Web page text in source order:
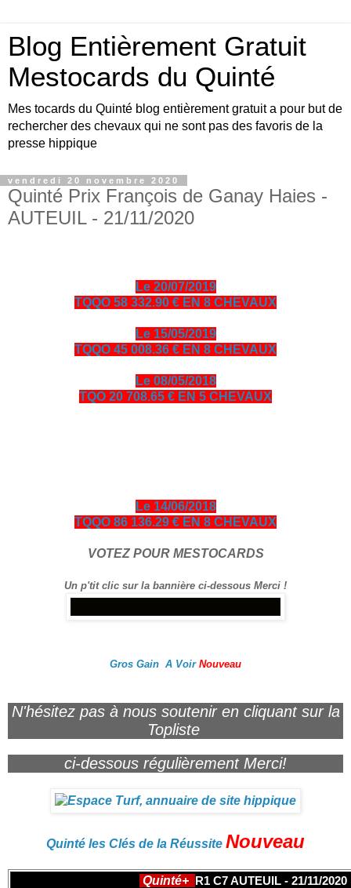
Blog Entièrement Gratuit
Mestocards du Quinté
Mes tocards du Quinté blog entièrement gratuit a pour but de
rechercher des chevaux qui ne sont pas des favoris de la
presse hippique
vendredi 20 novembre 2020
Quinté Prix François de Ganay Haies -
AUTEUIL - 21/11/2020
Le 20/07/2019
TQQO 58 332.90 € EN 8 CHEVAUX
Le 15/05/2019
TQQO 45 008.36 € EN 8 CHEVAUX
Le 08/05/2018
TQO 20 708.65 € EN 5 CHEVAUX
Le 14/06/2018
TQQO 86 136.29 € EN 8 CHEVAUX
VOTEZ POUR MESTOCARDS
Un p'tit clic sur la bannière ci-dessous Merci !
Gros Gain A Voir Nouveau
N'hésitez pas à nous soutenir en cliquant sur la
Topliste
ci-dessous régulièrement Merci!
Quinté les Clés de la Réussite Nouveau
Quinté+ R1 C7 AUTEUIL - 21/11/2020